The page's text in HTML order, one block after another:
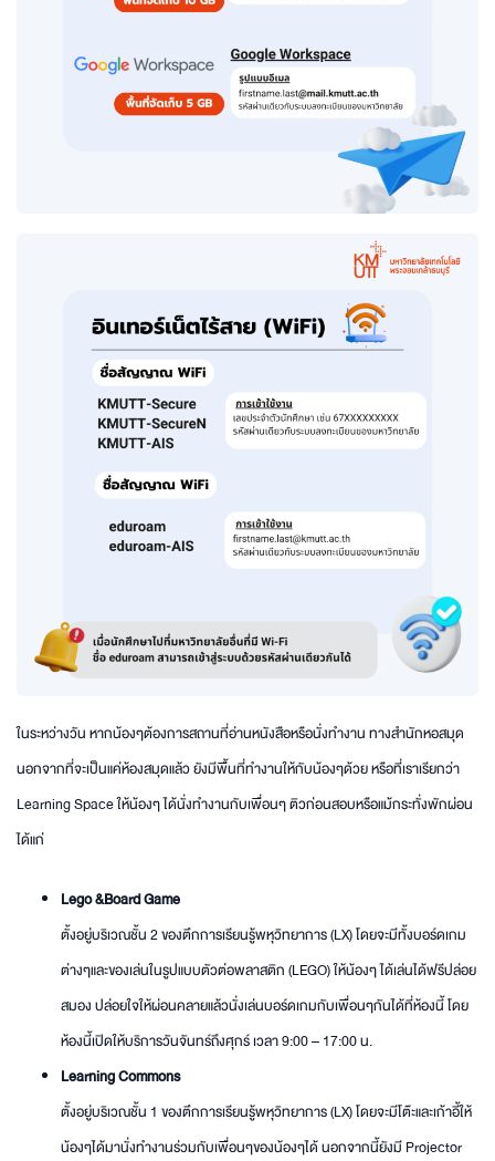
ในระหว่างวัน หากน้องๆต้องการสถานที่อ่านหนังสือหรือนั่งทำงาน ทางสำนักหอสมุด
นอกจากที่จะเป็นแค่ห้องสมุดแล้ว ยังมีพื้นที่ทำงานให้กับน้องๆด้วย หรือที่เราเรียกว่า
Learning Space ให้น้องๆ ได้นั่งทำงานกับเพื่อนๆ ติวก่อนสอบหรือแม้กระทั่งพักผ่อน
ได้แก่
Lego &Board Game
ตั้งอยู่บริเวณชั้น 2 ของตึกการเรียนรู้พหุวิทยาการ (LX) โดยจะมีทั้งบอร์ดเกม
ต่างๆและของเล่นในรูปแบบตัวต่อพลาสติก (LEGO) ให้น้องๆ ได้เล่นได้ฟรีปล่อย
สมอง ปล่อยใจให้ผ่อนคลายแล้วนั่งเล่นบอร์ดเกมกับเพื่อนๆกันได้ที่ห้องนี้ โดย
ห้องนี้เปิดให้บริการวันจันทร์ถึงศุกร์ เวลา 9:00 – 17:00 น.
Learning Commons
ตั้งอยู่บริเวณชั้น 1 ของตึกการเรียนรู้พหุวิทยาการ (LX) โดยจะมีโต๊ะและเก้าอี้ให้
น้องๆได้มานั่งทำงานร่วมกับเพื่อนๆของน้องๆได้ นอกจากนี้ยังมี Projector